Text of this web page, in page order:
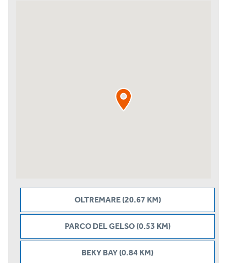
OLTREMARE (20.67 KM)
PARCO DEL GELSO (0.53 KM)
BEKY BAY (0.84 KM)